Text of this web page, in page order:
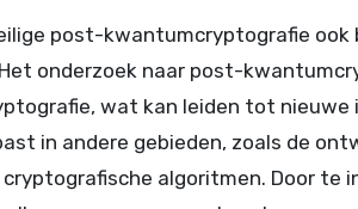
post-kwantumcryptografie ook
onderzoek naar post-
wat kan leiden tot nieuwe
in andere gebieden, zoals de
algoritmen. Door te